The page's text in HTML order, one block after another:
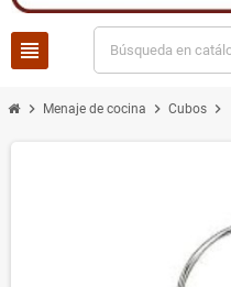
view_headline
chevron_right Menaje de cocina chevron_right Cubos chevron_right